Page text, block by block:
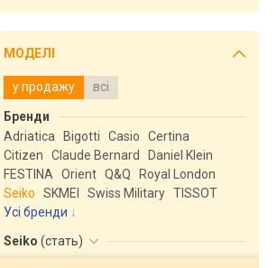
МОДЕЛІ
у продажу всі
Бренди
Adriatica
Bigotti Casio
Certina
Citizen
Claude Bernard
Daniel Klein
FESTINA
Orient Q&Q
Royal London
Seiko
SKMEI Swiss Military TISSOT
Усі бренди
Seiko (стать)